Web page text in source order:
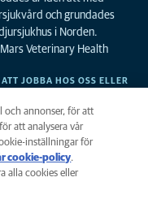
och grundades
i Norden.
Veterinary Health
JOBBA HOS OSS ELLER
och annonser, för att
att analysera vår
inställningar för
cookie-policy(opens in a
new tab)
.
alla cookies eller